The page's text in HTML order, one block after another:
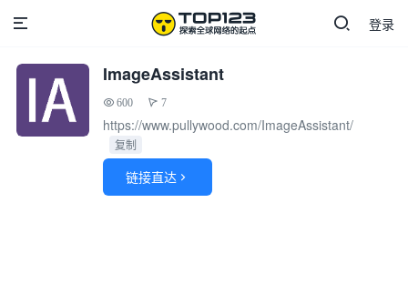
登录
ImageAssistant
600 7
https://www.pullywood.com/ImageAssistant/
复制
链接直达 